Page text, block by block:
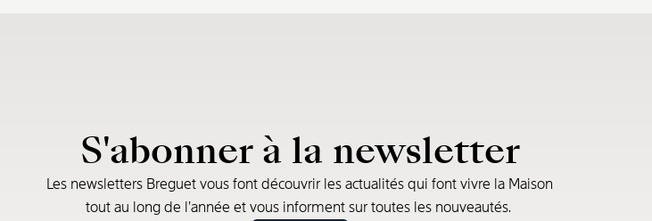
S'abonner à la newsletter
Les newsletters Breguet vous font découvrir les actualités qui font vivre la Maison
tout au long de l’année et vous informent sur toutes les nouveautés.